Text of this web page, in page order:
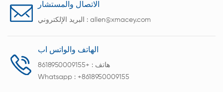
الاتصال والمستشار
البريد الإلكتروني : allen@xmacey.com
الهاتف والواتس اب
هاتف : +8618950009155
Whatsapp : +8618950009155